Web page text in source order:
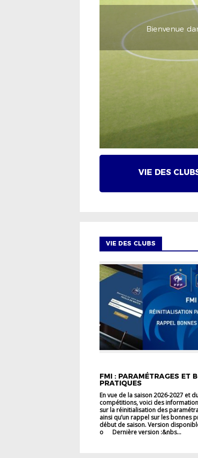
Bienvenue
VIE DES
VIE DES CLUBS
FMI : PARAMÉTRAGES ET
PRATIQUES
En vue de la saison 2026-2027 et
compétitions, voici des
sur la réinitialisation des
ainsi qu’un rappel sur les bonnes
début de saison. ‎Version
o Dernière version :&nbs...